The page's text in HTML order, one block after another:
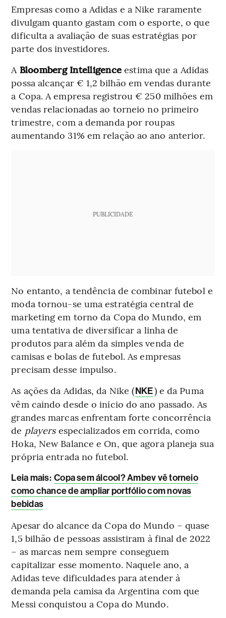
Empresas como a Adidas e a Nike raramente
divulgam quanto gastam com o esporte, o que
dificulta a avaliação de suas estratégias por
parte dos investidores.
ABloomberg Intelligenceestima que a Adidas
possa alcançar € 1,2 bilhão em vendas durante
a Copa. A empresa registrou € 250 milhões em
vendas relacionadas ao torneio no primeiro
trimestre, com a demanda por roupas
aumentando 31% em relação ao ano anterior.
PUBLICIDADE
No entanto, a tendência de combinar futebol e
moda tornou-se uma estratégia central de
marketing em torno da Copa do Mundo, em
uma tentativa de diversificar a linha de
produtos para além da simples venda de
camisas e bolas de futebol. As empresas
precisam desse impulso.
As ações da Adidas, da Nike (NKE) e da Puma
vêm caindo desde o início do ano passado. As
grandes marcas enfrentam forte concorrência
de players especializados em corrida, como
Hoka, New Balance e On, que agora planeja sua
própria entrada no futebol.
Leia mais: Copa sem álcool? Ambev vê torneio
como chance de ampliar portfólio com novas
bebidas
Apesar do alcance da Copa do Mundo – quase
1,5 bilhão de pessoas assistiram à final de 2022
– as marcas nem sempre conseguem
capitalizar esse momento. Naquele ano, a
Adidas teve dificuldades para atender à
demanda pela camisa da Argentina com que
Messi conquistou a Copa do Mundo.